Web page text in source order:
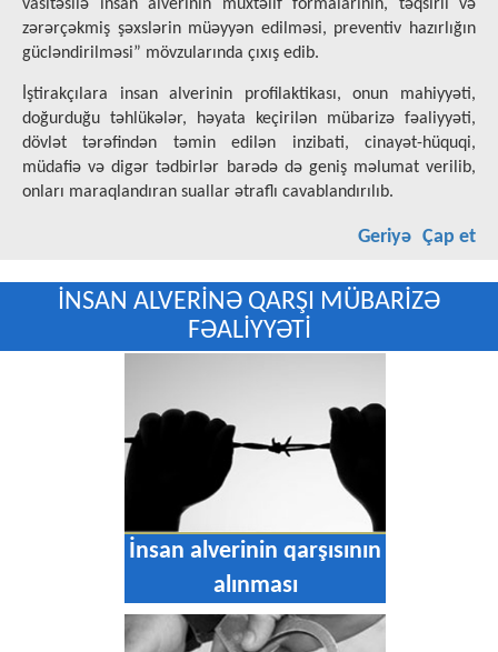
vasitəsilə insan alverinin müxtəlif formalarının, təqsirli və
zərərçəkmiş şəxslərin müəyyən edilməsi, preventiv hazırlığın
gücləndirilməsi” mövzularında çıxış edib.
İştirakçılara insan alverinin profilaktikası, onun mahiyyəti,
doğurduğu təhlükələr, həyata keçirilən mübarizə fəaliyyəti,
dövlət tərəfindən təmin edilən inzibati, cinayət-hüquqi,
müdafiə və digər tədbirlər barədə də geniş məlumat verilib,
onları maraqlandıran suallar ətraflı cavablandırılıb.
Çap et
Geriyə
İNSAN ALVERİNƏ QARŞI MÜBARİZƏ
FƏALİYYƏTİ
alverinin qarşısının